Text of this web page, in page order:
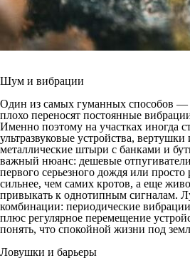
Шум и вибрации
Один из самых гуманных способов —
плохо переносят постоянные
Именно поэтому на участках иногда
ультразвуковые устройства,
металлические штыри с банками и
важный нюанс: дешевые
первого серьезного дождя или просто
сильнее, чем самих кротов, а еще
привыкать к однотипным сигналам.
комбинации: периодические
плюс регулярное перемещение
понять, что спокойной жизни под
Ловушки и барьеры